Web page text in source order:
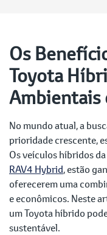
Os
Toyota
Ambientais
No mundo atual, a
prioridade crescente,
Os veículos híbridos
RAV4 Hybrid, estão
oferecerem uma
e econômicos. Neste
um Toyota híbrido
sustentável.